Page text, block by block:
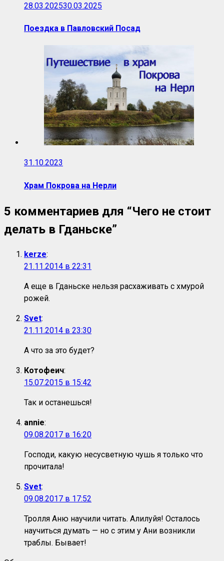
28.03.202530.03.2025
Поездка в Павловский Посад
31.10.2023
Храм Покрова на Нерли
5 комментариев для “Чего не стоит
делать в Гданьске”
kerze:
21.11.2014 в 22:31
А еще в Гданьске нельзя расхаживать с хмурой
рожей.
Svet:
21.11.2014 в 23:30
А что за это будет?
Котофеич:
15.07.2015 в 15:42
Так и останешься!
annie:
09.08.2017 в 16:20
Господи, какую несусветную чушь я только что
прочитала!
Svet:
09.08.2017 в 17:52
Тролля Аню научили читать. Алилуйя! Осталось
научиться думать — но с этим у Ани возникли
траблы. Бывает!